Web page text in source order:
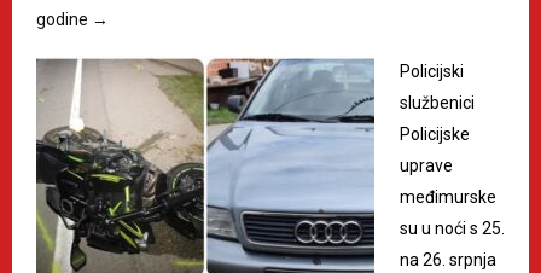
godine →
Policijski
službenici
Policijske
uprave
međimurske
su u noći s 25.
na 26. srpnja